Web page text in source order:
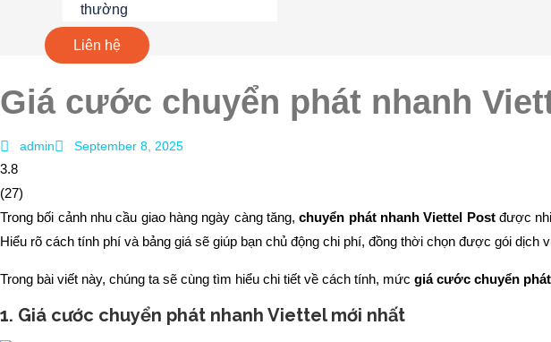
thường
Liên hệ
Giá cước chuyển phát nhanh
admin September 8, 2025
3.8
(27)
Trong bối cảnh nhu cầu giao hàng ngày càng tăng,chuyển phát nhanh Viettel Postđược
Hiểu rõ cách tính phí và bảng giá sẽ giúp bạn chủ động chi phí, đồng thời chọn được gói dịch
Trong bài viết này, chúng ta sẽ cùng tìm hiểu chi tiết về cách tính, mức giá cước chuyển
1. Giá cước chuyển phát nhanh Viettel mới nhất